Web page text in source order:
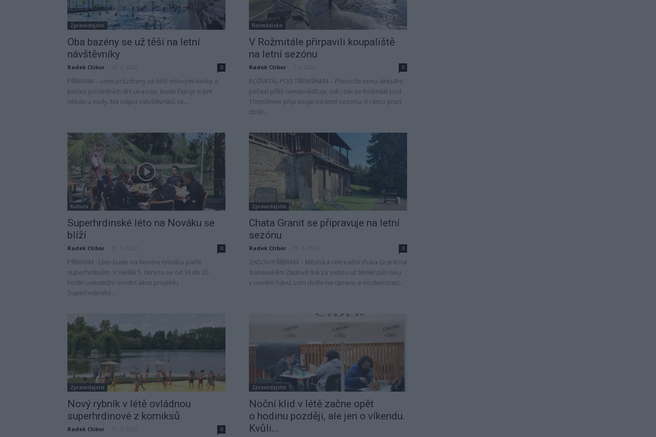
Zpravodajství
Oba bazény se už těší na letní
návštěvníky
Radek Ctibor 0
PŘÍBRAM – Letní prázdniny se blíží mílovými kroky a
počasí posledních dní ukazuje, bude fajn je trávit
někde u vody. Na nápor návštěvníků se...
Rožmitálsko
V Rožmitále přirpavili koupaliště
na letní sezónu
Radek Ctibor 0
ROŽMITÁL POD TŘEMŠÍNEM – Přestože tomu aktuální
počasí příliš nenasvědčuje, tak i tak se Rožmitál pod
Třemšínem připravuje na letní sezónu. V rámci prací
došlo...
Kultura
Superhrdinské léto na Nováku se
blíží
Radek Ctibor 0
PŘÍBRAM - Léto bude na Novém rybníku patřit
superhrdinům. V neděli 5. června se od 16 do 20
hodin uskuteční uvodní akce projektu
Superhrdinský...
Zpravodajství
Chata Granit se připravuje na letní
sezónu
Radek Ctibor 0
ZADOV/PŘÍBRAM – Městská rekreační chata Granit na
šumavském Zadově má za sebou už téměř půl roku
v novém hávu. Loni došlo na úpravu a modernizaci...
Zpravodajství
Nový rybník v létě ovládnou
superhrdinové z komiksů
Radek Ctibor 0
Zpravodajství
Noční klid v létě začne opět
o hodinu později, ale jen o víkendu.
Kvůli...